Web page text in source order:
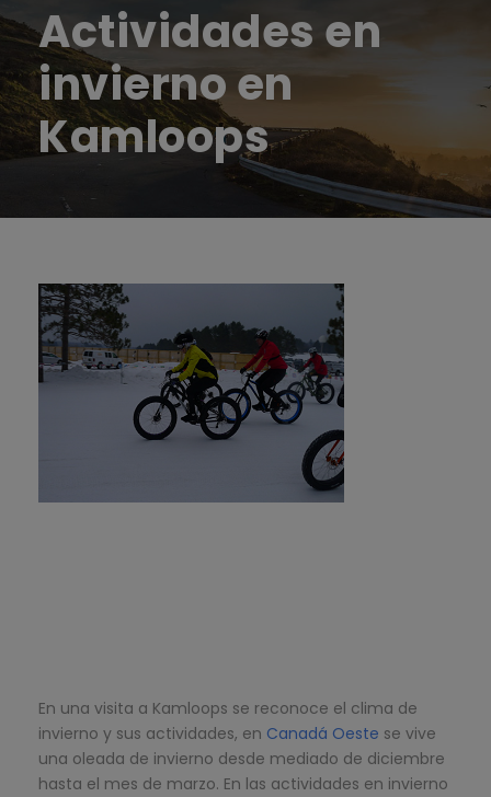
Actividades en
invierno en
Kamloops
En una visita a Kamloops se reconoce el clima de
invierno y sus actividades, en Canadá Oeste se vive
una oleada de invierno desde mediado de diciembre
hasta el mes de marzo. En las actividades en invierno